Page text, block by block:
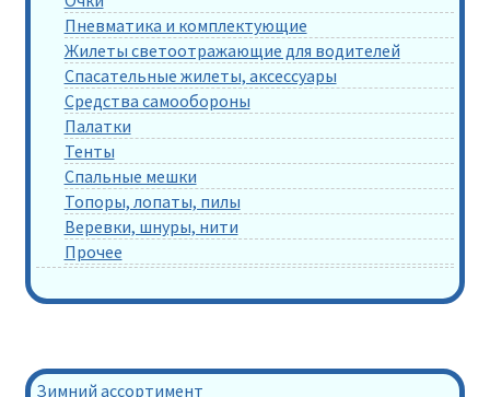
Пневматика и комплектующие
Жилеты светоотражающие для водителей
Спасательные жилеты, аксессуары
Средства самообороны
Палатки
Тенты
Спальные мешки
Топоры, лопаты, пилы
Веревки, шнуры, нити
Прочее
Зимний ассортимент